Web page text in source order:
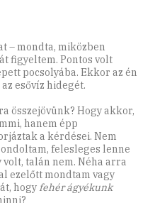
– mondta, miközben
figyeltem. Pontos volt
pocsolyába. Ekkor az én
esővíz hidegét.
összejövünk? Hogy akkor,
hanem épp
a kérdései. Nem
felesleges lenne
talán nem. Néha arra
ezelőtt mondtam vagy
hogyfehér ágyékunk